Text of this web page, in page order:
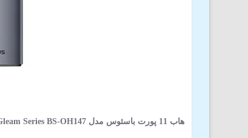
هاب 11 پورت باسئوس مدل Metal Gleam Series BS-OH147